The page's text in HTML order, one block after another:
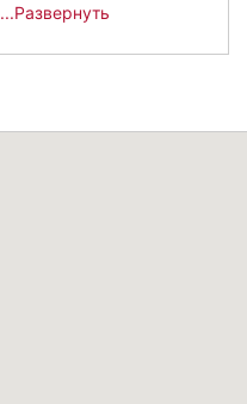
...Развернуть